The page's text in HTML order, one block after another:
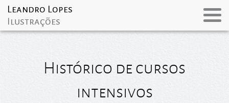
Histórico de cursos
intensivos